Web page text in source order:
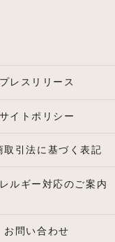
プレスリリース
サイトポリシー
取引法に基づく表記
ルギー対応のご案内
お問い合わせ